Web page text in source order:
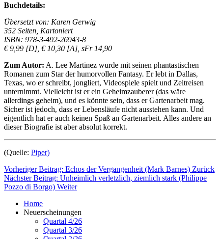
Buchdetails:
Übersetzt von: Karen Gerwig
352 Seiten, Kartoniert
ISBN: 978-3-492-26943-8
€ 9,99 [D], € 10,30 [A], sFr 14,90
Zum Autor: A. Lee Martinez wurde mit seinen phantastischen
Romanen zum Star der humorvollen Fantasy. Er lebt in Dallas,
Texas, wo er schreibt, jongliert, Videospiele spielt und Zeitreisen
unternimmt. Vielleicht ist er ein Geheimzauberer (das wäre
allerdings geheim), und es könnte sein, dass er Gartenarbeit mag.
Sicher ist jedoch, dass er Lebensläufe nicht ausstehen kann. Und
eigentlich hat er auch keinen Spaß an Gartenarbeit. Alles andere an
dieser Biografie ist aber absolut korrekt.
(Quelle: Piper)
Vorheriger Beitrag: Echos der Vergangenheit (Mark Barnes) Zurück
Nächster Beitrag: Unheimlich verletzlich, ziemlich stark (Philippe
Pozzo di Borgo) Weiter
Home
Neuerscheinungen
Quartal 4/26
Quartal 3/26